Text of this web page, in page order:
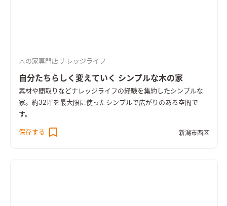
木の家専門店 ナレッジライフ
自分たちらしく変えていく シンプルな木の家
素材や間取りなどナレッジライフの経験を集約したシンプルな
家。約32坪を最大限に使ったシンプルで広がりのある空間で
す。
保存する 新潟市西区